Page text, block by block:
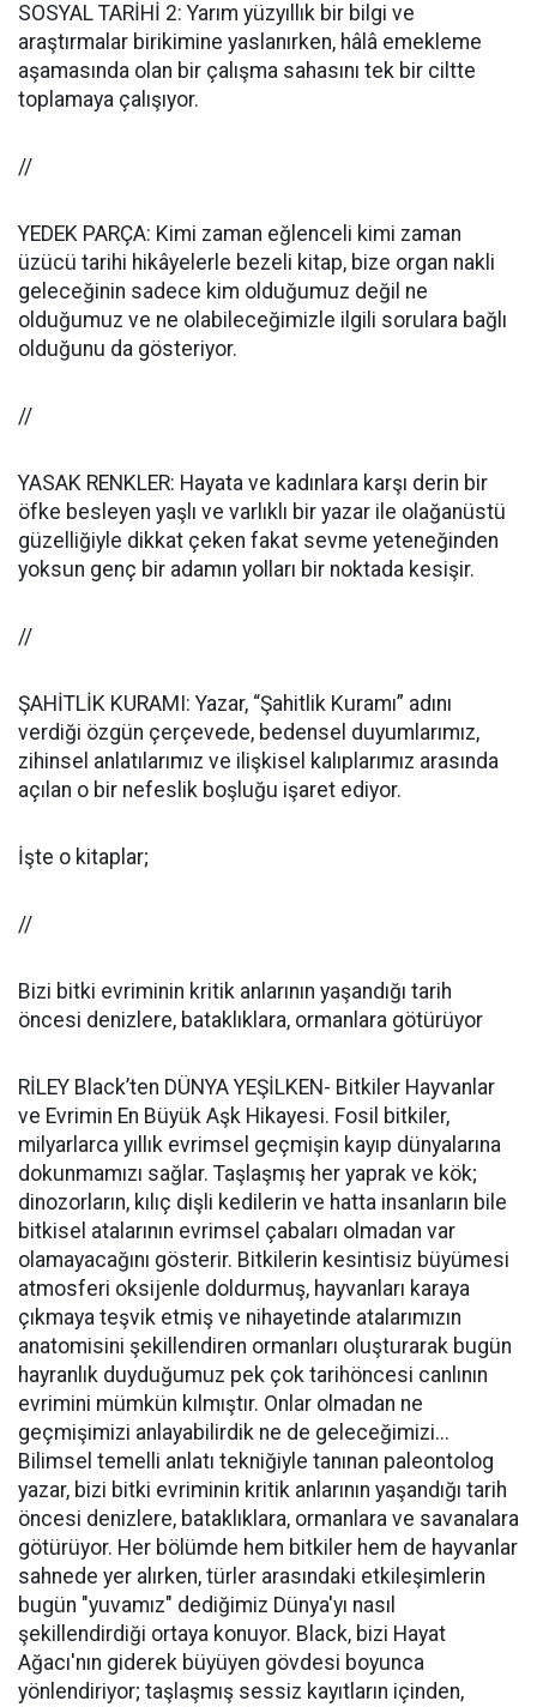
SOSYAL TARİHİ 2: Yarım yüzyıllık bir bilgi ve
araştırmalar birikimine yaslanırken, hâlâ emekleme
aşamasında olan bir çalışma sahasını tek bir ciltte
toplamaya çalışıyor.
//
YEDEK PARÇA: Kimi zaman eğlenceli kimi zaman
üzücü tarihi hikâyelerle bezeli kitap, bize organ nakli
geleceğinin sadece kim olduğumuz değil ne
olduğumuz ve ne olabileceğimizle ilgili sorulara bağlı
olduğunu da gösteriyor.
//
YASAK RENKLER: Hayata ve kadınlara karşı derin bir
öfke besleyen yaşlı ve varlıklı bir yazar ile olağanüstü
güzelliğiyle dikkat çeken fakat sevme yeteneğinden
yoksun genç bir adamın yolları bir noktada kesişir.
//
ŞAHİTLİK KURAMI: Yazar, “Şahitlik Kuramı” adını
verdiği özgün çerçevede, bedensel duyumlarımız,
zihinsel anlatılarımız ve ilişkisel kalıplarımız arasında
açılan o bir nefeslik boşluğu işaret ediyor.
İşte o kitaplar;
//
Bizi bitki evriminin kritik anlarının yaşandığı tarih
öncesi denizlere, bataklıklara, ormanlara götürüyor
RİLEY Black’ten DÜNYA YEŞİLKEN- Bitkiler Hayvanlar
ve Evrimin En Büyük Aşk Hikayesi. Fosil bitkiler,
milyarlarca yıllık evrimsel geçmişin kayıp dünyalarına
dokunmamızı sağlar. Taşlaşmış her yaprak ve kök;
dinozorların, kılıç dişli kedilerin ve hatta insanların bile
bitkisel atalarının evrimsel çabaları olmadan var
olamayacağını gösterir. Bitkilerin kesintisiz büyümesi
atmosferi oksijenle doldurmuş, hayvanları karaya
çıkmaya teşvik etmiş ve nihayetinde atalarımızın
anatomisini şekillendiren ormanları oluşturarak bugün
hayranlık duyduğumuz pek çok tarihöncesi canlının
evrimini mümkün kılmıştır. Onlar olmadan ne
geçmişimizi anlayabilirdik ne de geleceğimizi...
Bilimsel temelli anlatı tekniğiyle tanınan paleontolog
yazar, bizi bitki evriminin kritik anlarının yaşandığı tarih
öncesi denizlere, bataklıklara, ormanlara ve savanalara
götürüyor. Her bölümde hem bitkiler hem de hayvanlar
sahnede yer alırken, türler arasındaki etkileşimlerin
bugün "yuvamız" dediğimiz Dünya'yı nasıl
şekillendirdiği ortaya konuyor. Black, bizi Hayat
Ağacı'nın giderek büyüyen gövdesi boyunca
yönlendiriyor; taşlaşmış sessiz kayıtların içinden,